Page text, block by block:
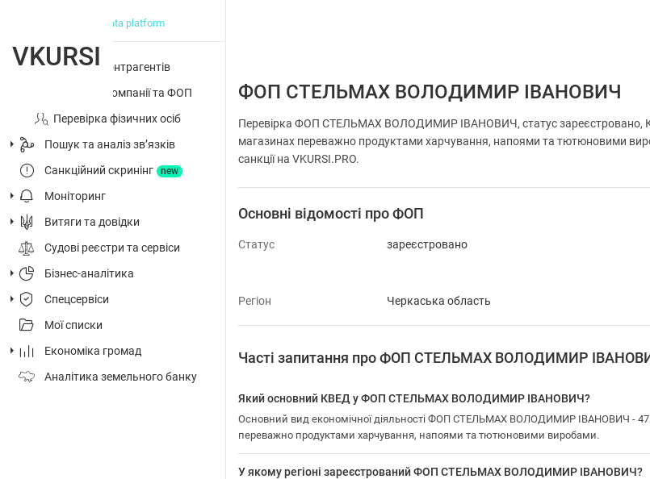
big data platform
Перевірка контрагентів
Досьє на компанії та ФОП
Перевірка фізичних осіб
Пошук та аналіз звʼязків
Санкційний скринінг
new
Моніторинг
Витяги та довідки
Судові реєстри та сервіси
Бізнес-аналітика
Спецсервіси
Мої списки
Економіка громад
Аналітика земельного банку
ФОП СТЕЛЬМАХ ВОЛОДИМИР ІВАНОВИЧ
Перевірка ФОП СТЕЛЬМАХ ВОЛОДИМИР ІВАНОВИЧ, статус зареєстровано,
магазинах переважно продуктами харчування, напоями та тютюновими
санкції на VKURSI.PRO.
Основні відомості про ФОП
Статус зареєстровано
Регіон
Черкаська область
Часті запитання про ФОП СТЕЛЬМАХ ВОЛОДИМИР
Який основний КВЕД у ФОП СТЕЛЬМАХ ВОЛОДИМИР ІВАНОВИЧ?
Основний вид економічної діяльності ФОП СТЕЛЬМАХ ВОЛОДИМИР ІВАНОВИЧ -
переважно продуктами харчування, напоями та тютюновими виробами.
У якому регіоні зареєстрований ФОП СТЕЛЬМАХ ВОЛОДИМИР ІВАНОВИЧ?
VKURSI